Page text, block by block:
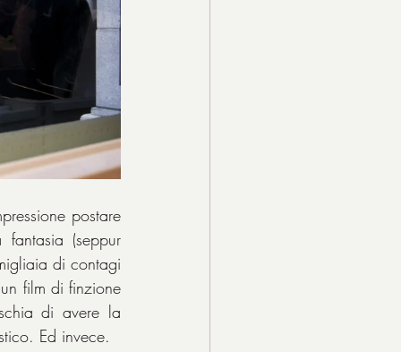
postare
(seppur
di contagi
film di finzione
di avere la
Ed invece.